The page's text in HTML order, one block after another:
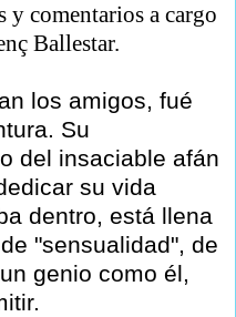
y comentarios a cargo
Ballestar.
los amigos, fué
Su
del insaciable afán
su vida
dentro, está llena
"sensualidad", de
genio como él,